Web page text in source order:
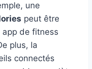
une
peut être
de fitness
plus, la
connectés